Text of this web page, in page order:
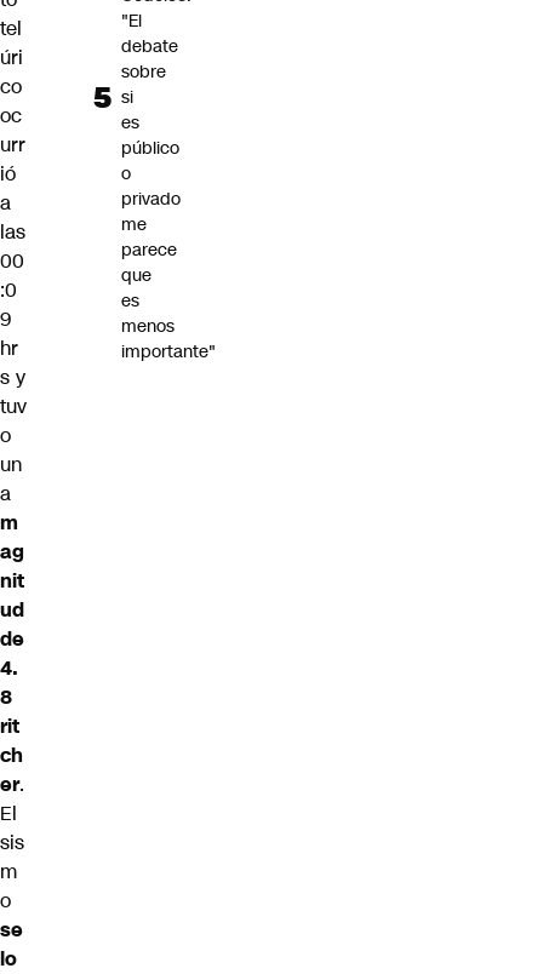
tel
úri
co
oc
urr
ió
a
las
00
:0
9
hr
s y
tuv
o
un
a
m
ag
nit
ud
de
4.
8
rit
ch
er.
El
sis
m
o
se
lo
"El
debate
sobre
si
es
público
o
privado
me
parece
que
es
menos
importante"